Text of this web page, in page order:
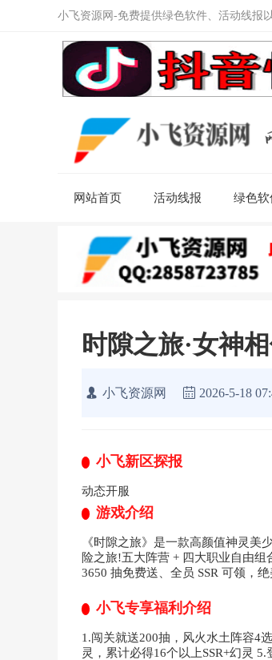
小飞资源网-免费提供绿色软件、活动线报
网站首页 活动线报 绿色软
时隙之旅·女神
小飞资源网 2026-5-18
小飞新区探报
动态开服
游戏介绍
《时隙之旅》是一款高颜值神灵美
险之旅!五大阵营 + 四大职业自由
3650 抽免费送、全员 SSR 可领，
小飞专享福利介绍
1.闯关就送200抽，风火水土阵容4
灵，累计必得16个以上SSR+幻灵